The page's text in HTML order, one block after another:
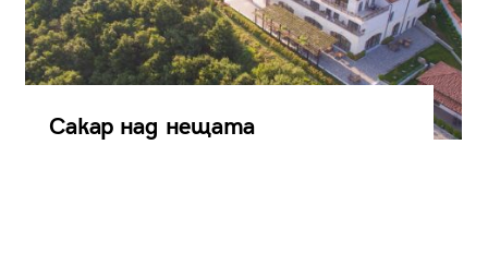
Сакар над нещата